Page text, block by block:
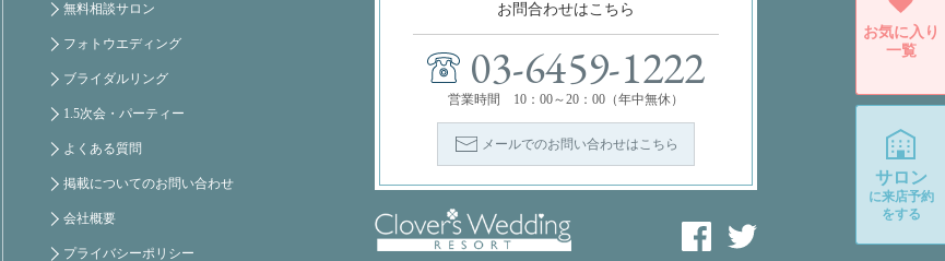
無料相談サロン
フォトウエディング
ブライダルリング
1.5次会・パーティー
よくある質問
掲載についてのお問い合わせ
会社概要
プライバシーポリシー
お問合わせはこちら
03-6459-1222
営業時間 10：00～20：00（年中無休）
メールでのお問い合わせはこちら
お気に入り
一覧
サロン
に来店予約
をする